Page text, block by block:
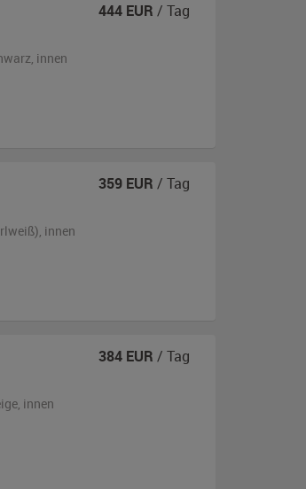
, innen
444 EUR / Tag
, innen
359 EUR / Tag
, innen
384 EUR / Tag